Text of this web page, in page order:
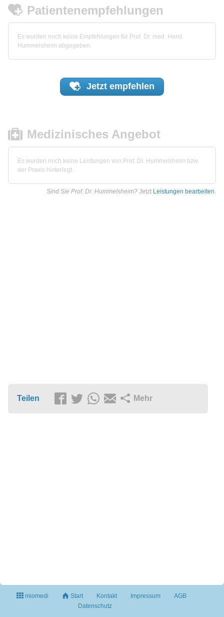
Patientenempfehlungen
Es wurden noch keine Empfehlungen für Prof. Dr. med. Horst
Hummelsheim abgegeben.
Jetzt empfehlen
Medizinisches Angebot
Es wurden noch keine Leistungen von Prof. Dr. Hummelsheim bzw.
der Praxis hinterlegt.
Sind Sie Prof. Dr. Hummelsheim? Jetzt Leistungen bearbeiten.
Teilen Mehr
miomedi Start Kontakt Impressum
AGB
Datenschutz